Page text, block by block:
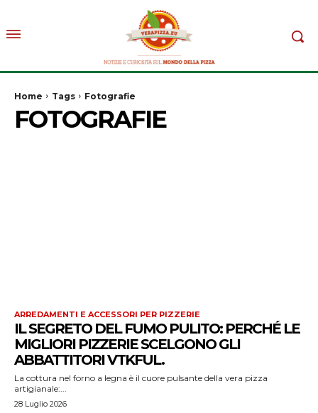
Home Tags Fotografie
FOTOGRAFIE
ARREDAMENTI E ACCESSORI PER PIZZERIE
IL SEGRETO DEL FUMO PULITO: PERCHÉ LE
MIGLIORI PIZZERIE SCELGONO GLI
ABBATTITORI VTKFUL.
La cottura nel forno a legna è il cuore pulsante della vera pizza
artigianale:...
28 Luglio 2026